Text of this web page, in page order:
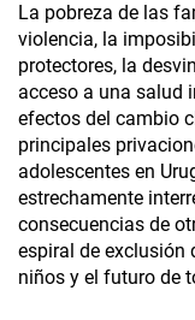
La pobreza de las
violencia, la
protectores, la
acceso a una salud
efectos del cambio
principales
adolescentes en
estrechamente
consecuencias de
espiral de exclusión
niños y el futuro de